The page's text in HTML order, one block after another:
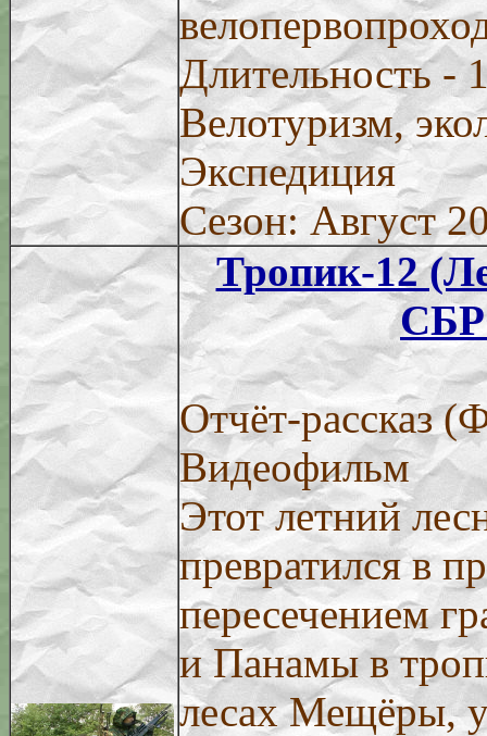
Длительность -
Велотуризм,
Экспедиция
Сезон: Август
Тропик-12
Отчёт-рассказ
Видеофильм
Этот летний
превратился в
пересечением
и Панамы в
лесах Мещёры,